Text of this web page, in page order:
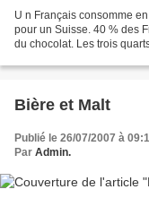
U n Français consomme
pour un Suisse. 40 % des
du chocolat. Les trois
Bière et Malt
Publié le 26/07/2007 à
Par Admin.